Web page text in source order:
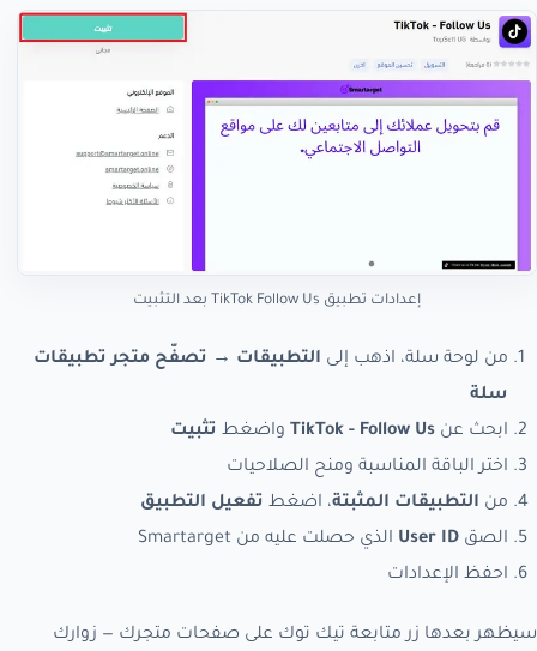
إعدادات تطبيق TikTok Follow Us بعد التثبيت
من لوحة سلة، اذهب إلى التطبيقات → تصفّح متجر تطبيقات
سلة
ابحث عن TikTok - Follow Us واضغط تثبيت
اختر الباقة المناسبة ومنح الصلاحيات
من التطبيقات المثبتة، اضغط تفعيل التطبيق
الصق User ID الذي حصلت عليه من Smartarget
احفظ الإعدادات
سيظهر بعدها زر متابعة تيك توك على صفحات متجرك — زوارك